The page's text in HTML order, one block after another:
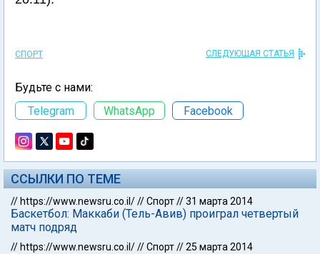
СПОРТ СЛЕДУЮЩАЯ СТАТЬЯ
Будьте с нами:
Telegram
WhatsApp Facebook
ССЫЛКИ ПО ТЕМЕ
// https://www.newsru.co.il///Спорт//31 марта 2014
Баскетбол: Маккаби (Тель-Авив) проиграл четвертый
матч подряд
// https://www.newsru.co.il///Спорт//25 марта 2014